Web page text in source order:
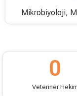
Mikrobiyoloji,
Veteriner
0